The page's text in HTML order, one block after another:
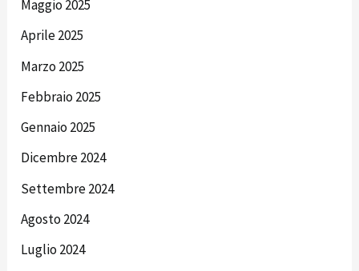
Maggio 2025
Aprile 2025
Marzo 2025
Febbraio 2025
Gennaio 2025
Dicembre 2024
Settembre 2024
Agosto 2024
Luglio 2024